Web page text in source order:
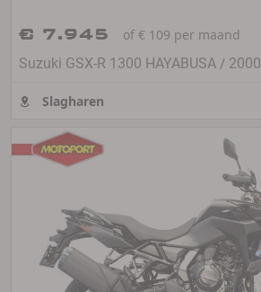
€ 7.945
of € 109 per maand
Suzuki GSX-R 1300 HAYABUSA / 2000
Slagharen